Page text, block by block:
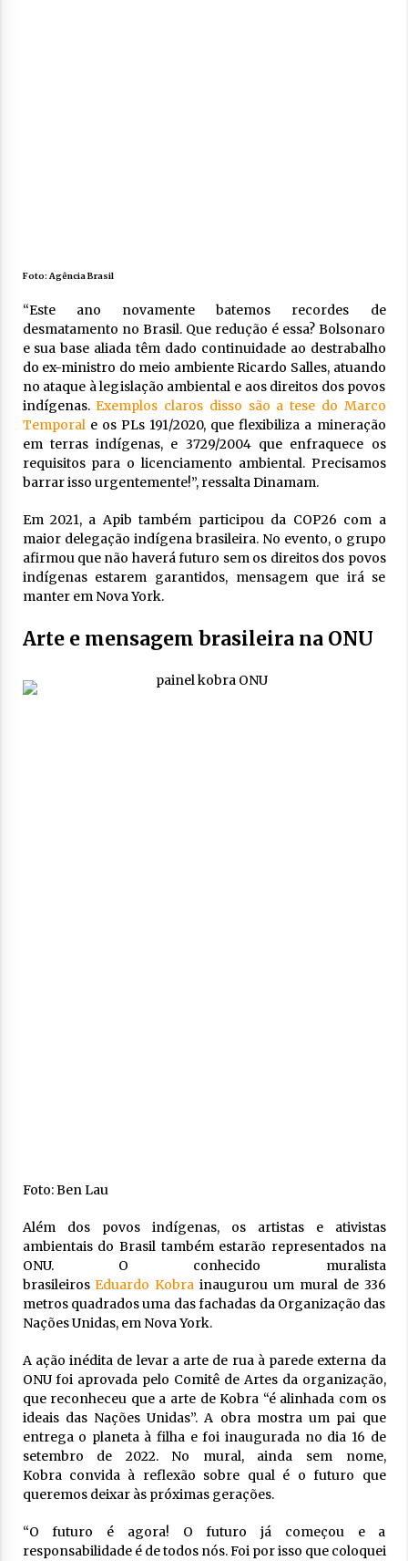
Foto: Agência Brasil
“Este ano novamente batemos recordes de
desmatamento no Brasil. Que redução é essa? Bolsonaro
e sua base aliada têm dado continuidade ao destrabalho
do ex-ministro do meio ambiente Ricardo Salles, atuando
no ataque à legislação ambiental e aos direitos dos povos
indígenas.Exemplos claros disso são a tese do Marco
Temporal e os PLs 191/2020, que flexibiliza a mineração
em terras indígenas, e 3729/2004 que enfraquece os
requisitos para o licenciamento ambiental. Precisamos
barrar isso urgentemente!”, ressalta Dinamam.
Em 2021, a Apib também participou da COP26 com a
maior delegação indígena brasileira. No evento, o grupo
afirmou que não haverá futuro sem os direitos dos povos
indígenas estarem garantidos, mensagem que irá se
manter em Nova York.
Arte e mensagem brasileira na ONU
Foto: Ben Lau
Além dos povos indígenas, os artistas e ativistas
ambientais do Brasil também estarão representados na
ONU. O conhecido muralista
brasileirosEduardo Kobra inaugurou um mural de 336
metros quadrados uma das fachadas da Organização das
Nações Unidas, em Nova York.
A ação inédita de levar a arte de rua à parede externa da
ONU foi aprovada pelo Comitê de Artes da organização,
que reconheceu que a arte de Kobra “é alinhada com os
ideais das Nações Unidas”. A obra mostra um pai que
entrega o planeta à filha e foi inaugurada no dia 16 de
setembro de 2022. No mural, ainda sem nome,
Kobra convida à reflexão sobre qual é o futuro que
queremos deixar às próximas gerações.
“O futuro é agora! O futuro já começou e a
responsabilidade é de todos nós. Foi por isso que coloquei